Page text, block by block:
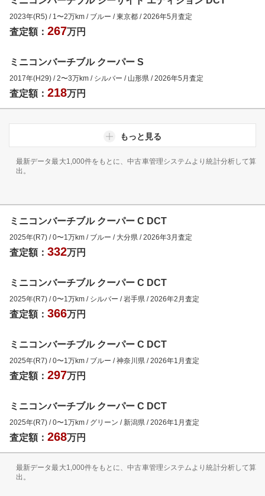
2023年(R5) / 1 〜2万km / ブルー /東京都 /2026年5月査定
査定額： 267万円
ミニコンバーチブル クーパー S
2017年(H29) /2〜3万km / シルバー / 山形県 /2026年5月査定
査定額： 218万円
もっと見る
最新データ最大1,000件をもとに、中古車管理システムより統計分析して算
出。
ミニコンバーチブル クーパー C DCT
2025年(R7) /0〜1 万km / ブルー / 大分県 /2026年3月査定
査定額： 332万円
ミニコンバーチブル クーパー C DCT
2025年(R7) /0〜1 万km / シルバー /岩手県 /2026年2月査定
査定額： 366万円
ミニコンバーチブル クーパー C DCT
2025年(R7) /0〜1 万km / ブルー /神奈川県 /2026年1月査定
査定額： 297万円
ミニコンバーチブル クーパー C DCT
2025年(R7) /0〜1 万km / グリーン /新潟県 /2026年1月査定
査定額： 268万円
最新データ最大1,000件をもとに、中古車管理システムより統計分析して算
出。